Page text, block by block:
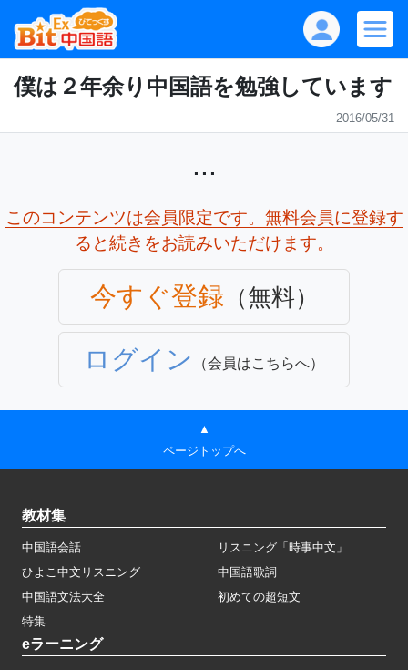
僕は２年余り中国語を勉強しています
2016/05/31
...
このコンテンツは会員限定です。無料会員に登録す
ると続きをお読みいただけます。
今すぐ登録 （無料）
ログイン （会員はこちらへ）
▲
ページトップへ
教材集
中国語会話
リスニング「時事中文」
ひよこ中文リスニング
中国語歌詞
中国語文法大全
初めての超短文
特集
eラーニング